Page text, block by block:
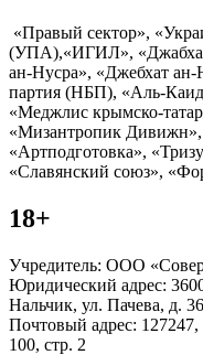
«Правый сектор»,
(УПА),«ИГИЛ»,
ан-Нусра», «Джебхат
партия (НБП), «Аль-
«Меджлис крымско-
«Мизантропик Дивижн»,
«Артподготовка»,
«Славянский союз»,
18+
Учредитель: ООО
Юридический адрес:
Нальчик, ул. Пачева, д. 36
Почтовый адрес:
100, стр. 2